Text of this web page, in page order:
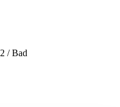
2 / Bad